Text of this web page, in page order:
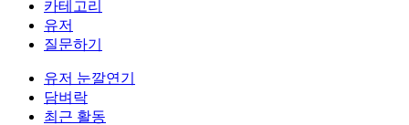
카테고리
유저
질문하기
유저 눈깔연기
담벼락
최근 활동